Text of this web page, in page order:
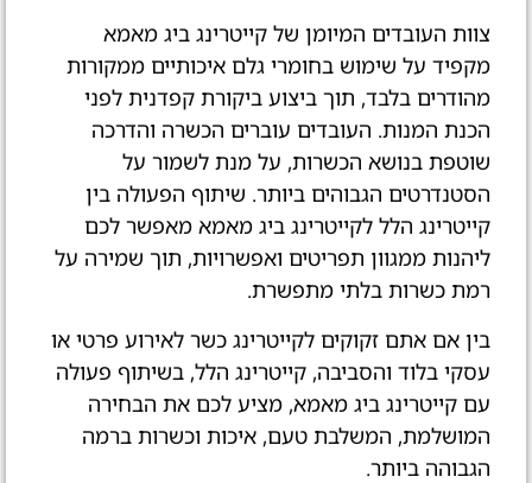
צוות העובדים המיומן של קייטרינג ביג מאמא
מקפיד על שימוש בחומרי גלם איכותיים ממקורות
מהודרים בלבד, תוך ביצוע ביקורת קפדנית לפני
הכנת המנות. העובדים עוברים הכשרה והדרכה
שוטפת בנושא הכשרות, על מנת לשמור על
הסטנדרטים הגבוהים ביותר. שיתוף הפעולה בין
קייטרינג הלל לקייטרינג ביג מאמא מאפשר לכם
ליהנות ממגוון תפריטים ואפשרויות, תוך שמירה על
רמת כשרות בלתי מתפשרת.
בין אם אתם זקוקים לקייטרינג כשר לאירוע פרטי או
עסקי בלוד והסביבה, קייטרינג הלל, בשיתוף פעולה
עם קייטרינג ביג מאמא, מציע לכם את הבחירה
המושלמת, המשלבת טעם, איכות וכשרות ברמה
הגבוהה ביותר.